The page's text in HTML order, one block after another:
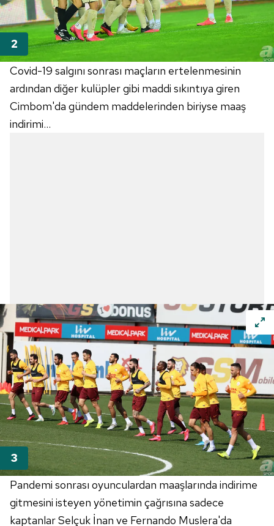
Covid-19 salgını sonrası maçların ertelenmesinin
ardından diğer kulüpler gibi maddi sıkıntıya giren
Cimbom'da gündem maddelerinden biriyse maaş
indirimi...
Pandemi sonrası oyunculardan maaşlarında indirime
gitmesini isteyen yönetimin çağrısına sadece
kaptanlar Selçuk İnan ve Fernando Muslera'da